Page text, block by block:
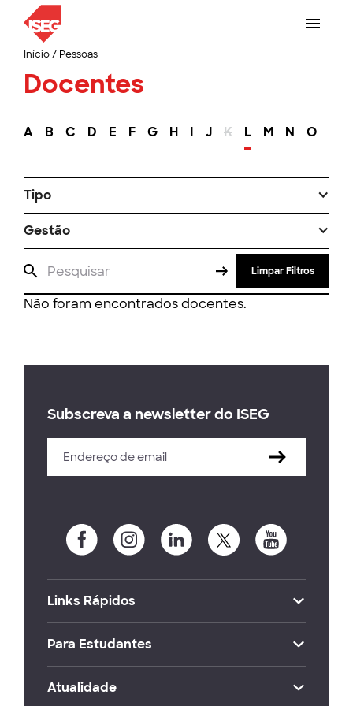
Início/ Pessoas
Docentes
A B C D E F G H I J K L M N O
Tipo
Gestão
Limpar Filtros
Não foram encontrados docentes.
Subscreva a newsletter do ISEG
Links Rápidos
Para Estudantes
Atualidade